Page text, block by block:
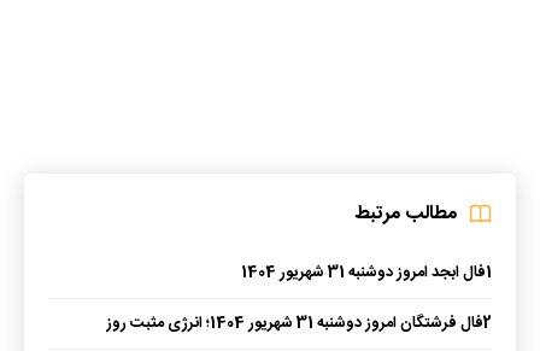
مطالب مرتبط
1فال ابجد امروز دوشنبه 31 شهریور 1404
2فال فرشتگان امروز دوشنبه 31 شهریور 1404؛ انرژی مثبت روز